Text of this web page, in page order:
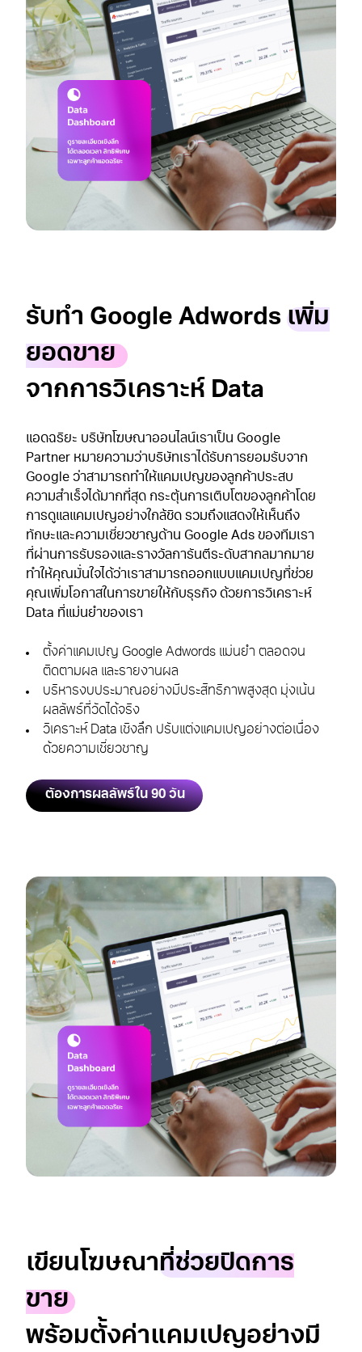
รับทำ Google Adwords เพิ่ม
ยอดขาย
จากการวิเคราะห์ Data
แอดฉริยะ บริษัทโฆษณาออนไลน์เราเป็น Google
Partner หมายความว่าบริษัทเราได้รับการยอมรับจาก
Google ว่าสามารถทำให้แคมเปญของลูกค้าประสบ
ความสำเร็จได้มากที่สุด กระตุ้นการเติบโตของลูกค้าโดย
การดูแลแคมเปญอย่างใกล้ชิด รวมถึงแสดงให้เห็นถึง
ทักษะและความเชี่ยวชาญด้าน Google Ads ของทีมเรา
ที่ผ่านการรับรองและรางวัลการันตีระดับสากลมากมาย
ทำให้คุณมั่นใจได้ว่าเราสามารถออกแบบแคมเปญที่ช่วย
คุณเพิ่มโอกาสในการขายให้กับธุรกิจ ด้วยการวิเคราะห์
Data ที่แม่นยำของเรา
ตั้งค่าแคมเปญ Google Adwords แม่นยำ ตลอดจน
ติดตามผล และรายงานผล
บริหารงบประมาณอย่างมีประสิทธิภาพสูงสุด มุ่งเน้น
ผลลัพธ์ที่วัดได้จริง
วิเคราะห์ Data เชิงลึก ปรับแต่งแคมเปญอย่างต่อเนื่อง
ด้วยความเชี่ยวชาญ
ต้องการผลลัพธ์ใน 90 วัน
เขียนโฆษณาที่ช่วยปิดการ
ขาย
พร้อมตั้งค่าแคมเปญอย่างมี